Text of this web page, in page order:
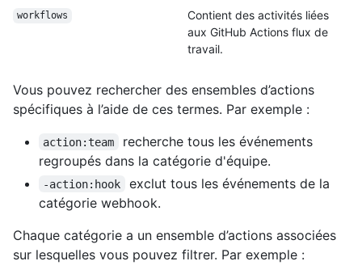
workflows
Contient des activités liées
aux GitHub Actions flux de
travail.
Vous pouvez rechercher des ensembles d’actions
spécifiques à l’aide de ces termes. Par exemple :
action:team
recherche tous les événements
regroupés dans la catégorie d'équipe.
-action:hook
exclut tous les événements de la
catégorie webhook.
Chaque catégorie a un ensemble d’actions associées
sur lesquelles vous pouvez filtrer. Par exemple :